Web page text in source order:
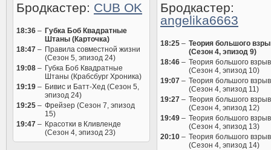
Бродкастер: CUB OK
18:36 – Губка Боб Квадратные
Штаны (Карточка)
18:47 – Правила совместной жизни
(Сезон 5, эпизод 24)
19:08 – Губка Боб Квадратные
Штаны (Крабсбург Хроника)
19:19 – Бивис и Батт-Хед (Сезон 5,
эпизод 24)
19:25 – Фрейзер (Сезон 7, эпизод
15)
19:47 – Красотки в Кливленде
(Сезон 4, эпизод 23)
Бродкастер:
angelika6663
18:25 – Теория большого
(Сезон 4, эпизод 9)
18:46 – Теория большого
(Сезон 4, эпизод 10)
19:07 – Теория большого
(Сезон 4, эпизод 11)
19:27 – Теория большого
(Сезон 4, эпизод 12)
19:49 – Теория большого
(Сезон 4, эпизод 13)
20:10 – Теория большого
(Сезон 4, эпизод 14)